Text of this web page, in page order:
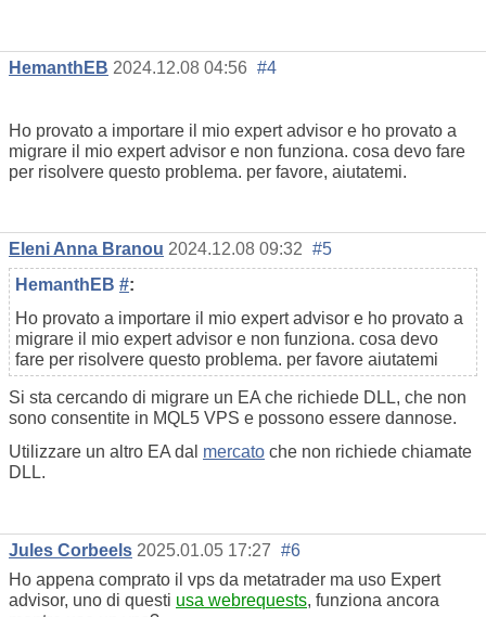
HemanthEB 2024.12.08 04:56 #4
Ho provato a importare il mio expert advisor e ho provato a
migrare il mio expert advisor e non funziona. cosa devo fare
per risolvere questo problema. per favore, aiutatemi.
Eleni Anna Branou 2024.12.08 09:32 #5
HemanthEB #:
Ho provato a importare il mio expert advisor e ho provato a
migrare il mio expert advisor e non funziona. cosa devo
fare per risolvere questo problema. per favore aiutatemi
Si sta cercando di migrare un EA che richiede DLL, che non
sono consentite in MQL5 VPS e possono essere dannose.
Utilizzare un altro EA dal mercato che non richiede chiamate
DLL.
Jules Corbeels 2025.01.05 17:27 #6
Ho appena comprato il vps da metatrader ma uso Expert
advisor, uno di questi usa webrequests, funziona ancora